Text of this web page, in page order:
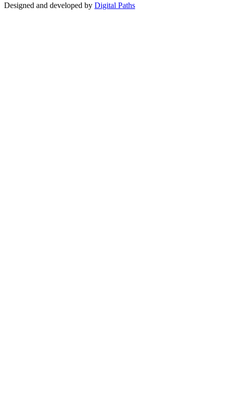
Designed and developed by Digital Paths